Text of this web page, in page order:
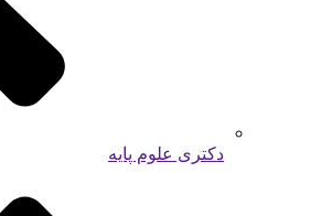
دکتری علوم پایه